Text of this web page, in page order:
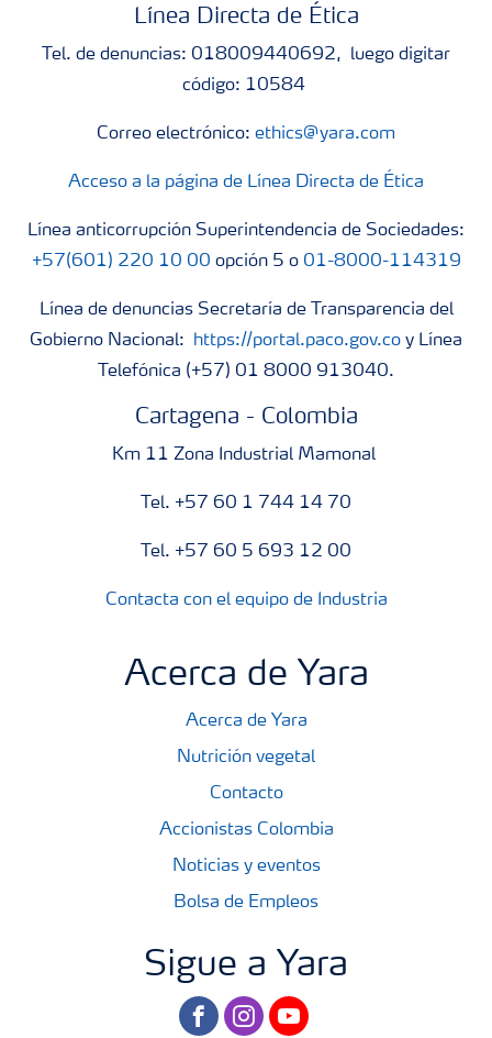
Línea Directa de Ética
Tel. de denuncias: 018009440692, luego digitar
código: 10584
Correo electrónico: ethics@yara.com
Acceso a la página de Línea Directa de Ética
Línea anticorrupción Superintendencia de Sociedades:
+57(601) 220 10 00 opción 5 o 01-8000-114319
Línea de denuncias Secretaría de Transparencia del
Gobierno Nacional: https://portal.paco.gov.co y Línea
Telefónica (+57) 01 8000 913040.
Cartagena - Colombia
Km 11 Zona Industrial Mamonal
Tel. +57 60 1 744 14 70
Tel. +57 60 5 693 12 00
Contacta con el equipo de Industria
Acerca de Yara
Acerca de Yara
Nutrición vegetal
Contacto
Accionistas Colombia
Noticias y eventos
Bolsa de Empleos
Sigue a Yara
facebookinstagram
youtube